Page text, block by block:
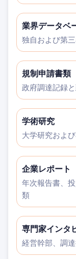
業界データベ
独自および第
規制申請書類
政府調達記録
学術研究
大学研究およ
企業レポート
年次報告書、
類
専門家インタ
経営幹部、調